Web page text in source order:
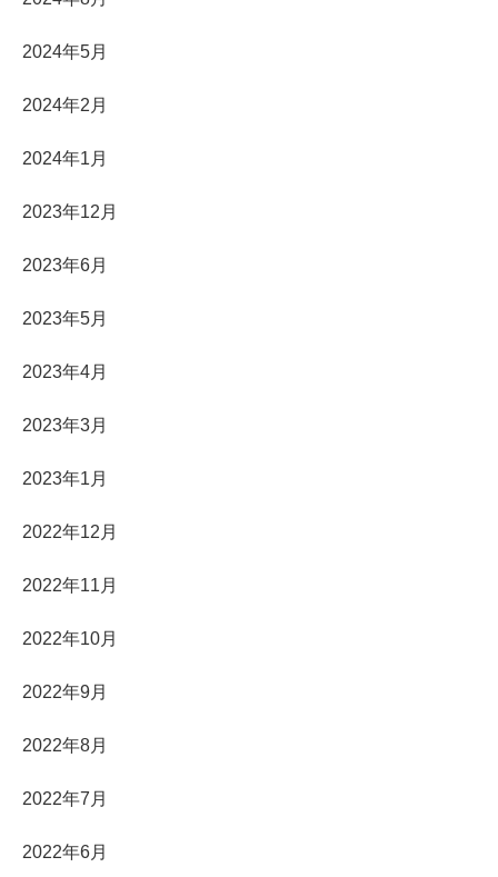
2024年5月
2024年2月
2024年1月
2023年12月
2023年6月
2023年5月
2023年4月
2023年3月
2023年1月
2022年12月
2022年11月
2022年10月
2022年9月
2022年8月
2022年7月
2022年6月